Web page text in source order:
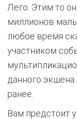
Лего. Этим то
миллионов
любое время
участником
данного
ранее.
Вам предстоит